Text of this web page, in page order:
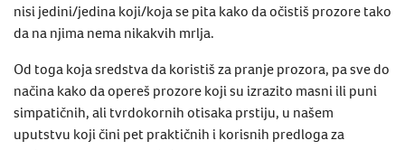
nisi jedini/jedina koji/koja se pita kako da očistiš prozore tako
da na njima nema nikakvih mrlja.
Od toga koja sredstva da koristiš za pranje prozora, pa sve do
načina kako da opereš prozore koji su izrazito masni ili puni
simpatičnih, ali tvrdokornih otisaka ​​prstiju, u našem
uputstvu koji čini pet praktičnih i korisnih predloga za